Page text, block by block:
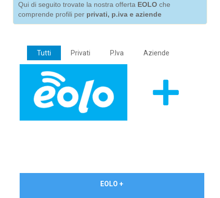
Qui di seguito trovate la nostra offerta EOLO che
comprende profili per privati, p.iva e aziende
Tutti Privati P.Iva Aziende
EOLO +